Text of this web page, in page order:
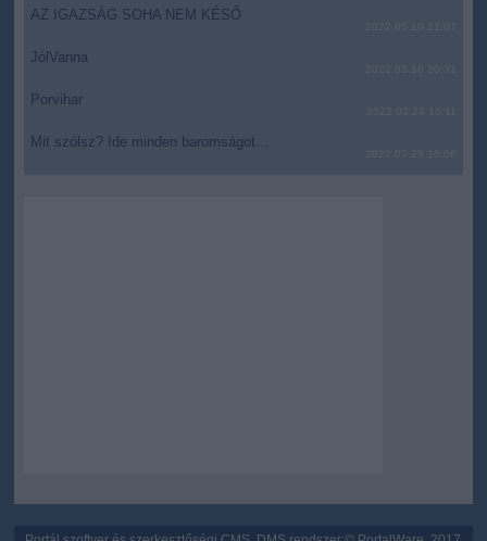
AZ IGAZSÁG SOHA NEM KÉSŐ
JólVanna
Porvihar
Mit szólsz? Ide minden baromságot...